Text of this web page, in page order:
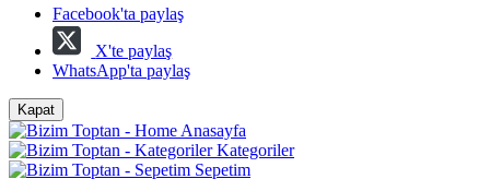
Facebook'ta paylaş
X'te paylaş
WhatsApp'ta paylaş
Kapat
Anasayfa
Kategoriler
Sepetim